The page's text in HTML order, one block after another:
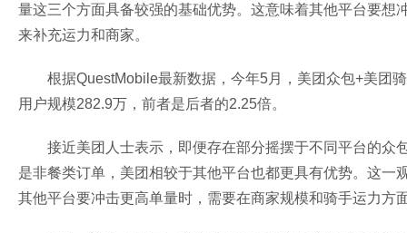
量这三个方面具备较强的基础优势。这意味着其他平台要
来补充运力和商家。
根据QuestMobile最新数据，今年5月，美团众包+美团
用户规模282.9万，前者是后者的2.25倍。
接近美团人士表示，即便存在部分摇摆于不同平台的众
是非餐类订单，美团相较于其他平台也都更具有优势。这
其他平台要冲击更高单量时，需要在商家规模和骑手运力方